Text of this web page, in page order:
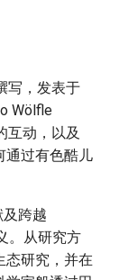
写，发表于
Wölfle
互动，以及
通过有色酷儿
跨越
。从研究方
态研究，并在